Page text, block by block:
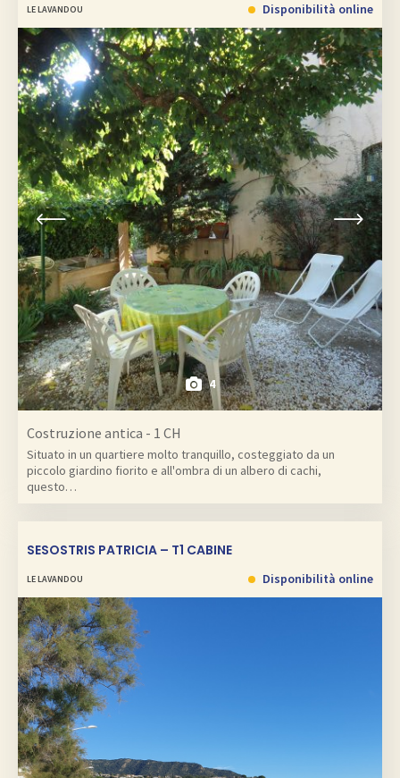
LE LAVANDOU
4
Disponibilità online
Costruzione antica - 1 CH
Situato in un quartiere molto tranquillo, costeggiato da un
piccolo giardino fiorito e all'ombra di un albero di cachi,
questo…
SESOSTRIS PATRICIA – T1 CABINE
LE LAVANDOU Disponibilità online